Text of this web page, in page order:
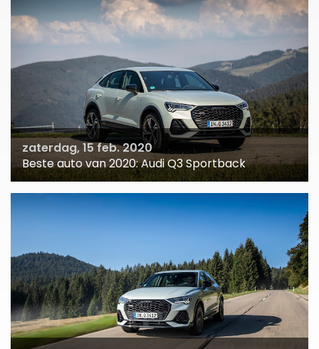
zaterdag, 15 feb. 2020
Beste auto van 2020: Audi Q3 Sportback